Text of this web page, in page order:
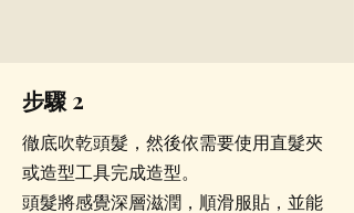
步驟 2
徹底吹乾頭髮，然後依需要使用直髮夾
或造型工具完成造型。
頭髮將感覺深層滋潤，順滑服貼，並能